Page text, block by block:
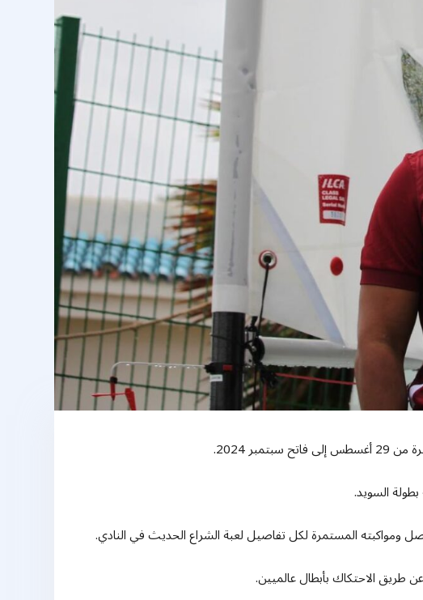
2024.
ومواكبته المستمرة لكل تفاصيل لعبة الشراع الحديث في النادي.
الاحتكاك بأبطال عالميين.